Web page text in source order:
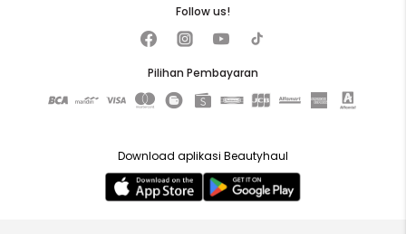
Pilihan Pembayaran
Follow us!
Download aplikasi Beautyhaul